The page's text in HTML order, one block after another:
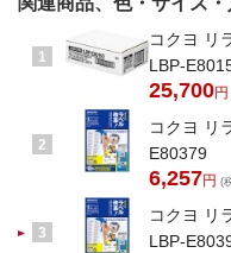
1
コクヨ リ
LBP-
25,700円
2
コクヨ リ
E80379
6,257円 (
3
コクヨ リ
LBP-